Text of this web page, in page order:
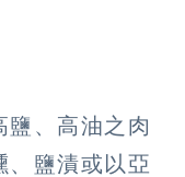
鹽、高油之肉
、鹽漬或以亞